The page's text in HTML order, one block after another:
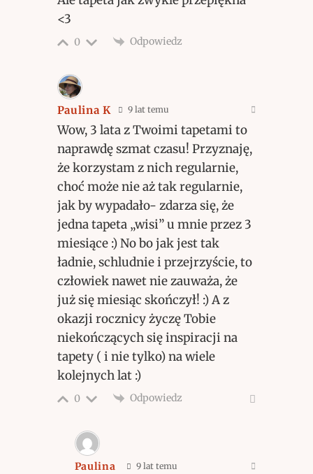
<3
0 Odpowiedz
Paulina K 9 lat temu
Wow, 3 lata z Twoimi tapetami to
naprawdę szmat czasu! Przyznaję,
że korzystam z nich regularnie,
choć może nie aż tak regularnie,
jak by wypadało- zdarza się, że
jedna tapeta „wisi” u mnie przez 3
miesiące :) No bo jak jest tak
ładnie, schludnie i przejrzyście, to
człowiek nawet nie zauważa, że
już się miesiąc skończył! :) A z
okazji rocznicy życzę Tobie
niekończących się inspiracji na
tapety ( i nie tylko) na wiele
kolejnych lat :)
0 Odpowiedz
Paulina 9 lat temu